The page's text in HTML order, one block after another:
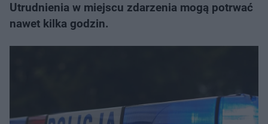
Utrudnienia w miejscu zdarzenia mogą potrwać
nawet kilka godzin.